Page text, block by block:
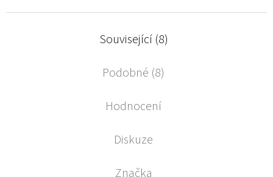
Související (8)
Podobné (8)
Hodnocení
Diskuze